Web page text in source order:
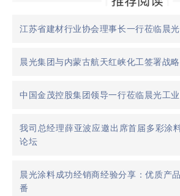
江苏省建材行业协会理事长一行莅临晨光
晨光集团与内蒙古航天红峡化工签署战略
中国金茂控股集团领导一行莅临晨光工业
我司总经理薛亚波应邀出席首届多彩涂
论坛
晨光涂料成功经销商经验分享：优质产
番